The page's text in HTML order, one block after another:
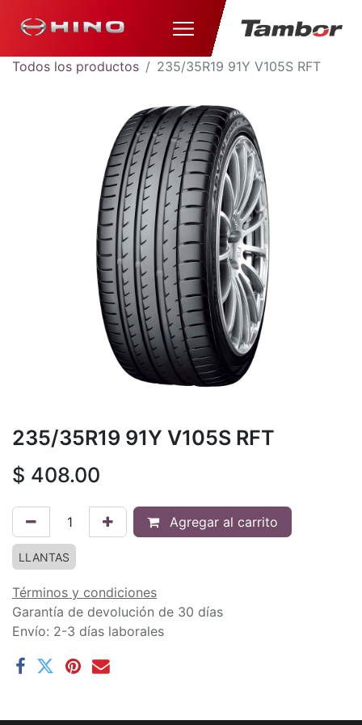
Todos los productos 235/35R19 91Y V105S RFT
235/35R19 91Y V105S RFT
$ 408.00
Agregar al carrito
LLANTAS
Términos y condiciones
Garantía de devolución de 30 días
Envío: 2-3 días laborales